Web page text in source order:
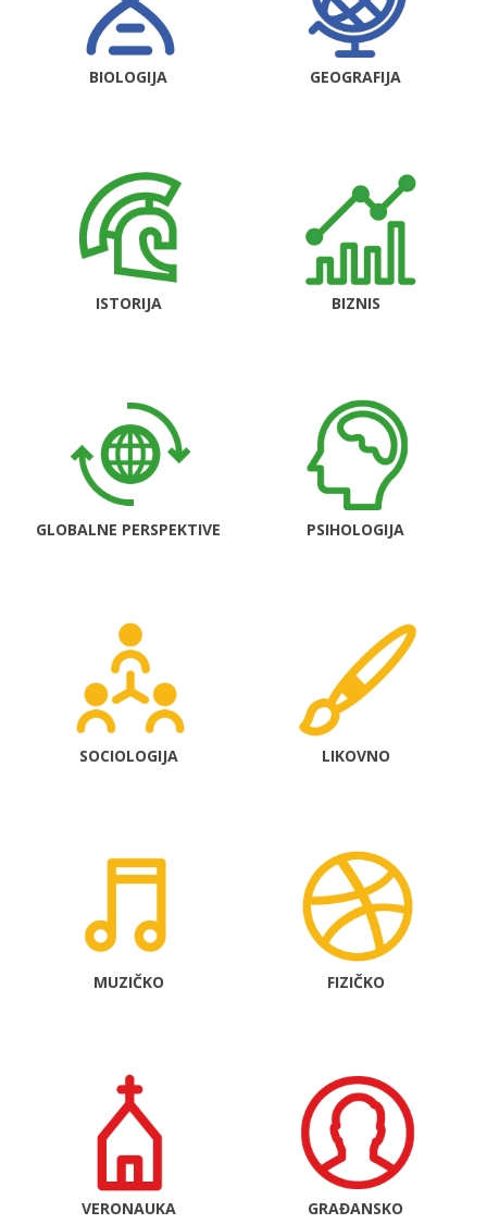
BIOLOGIJA GEOGRAFIJA
ISTORIJA BIZNIS
GLOBALNE PERSPEKTIVE PSIHOLOGIJA
SOCIOLOGIJA LIKOVNO
MUZIČKO FIZIČKO
VERONAUKA GRAĐANSKO